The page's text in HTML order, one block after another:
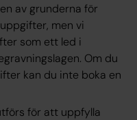
av grunderna för
men vi
som ett led i
Om du
kan du inte boka en
för att uppfylla